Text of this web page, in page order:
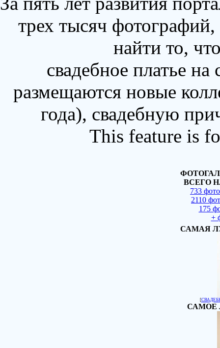
трех тысяч
найти то,
свадебное платье
размещаются новые
года), свадебную
This feature is
ВСЕГО
733
2110
175
+
САМАЯ
[
САМОЕ